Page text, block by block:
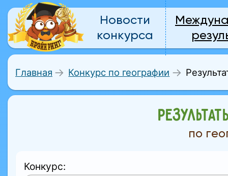
Новости
конкурса
Главная Конкурс по географии
по
Конкурс: